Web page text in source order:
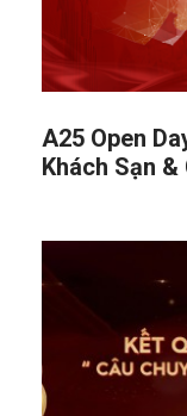
A25 Open
Khách Sạn